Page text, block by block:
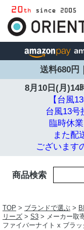
送料680円
8月10日(月)14
【台風
台風13号
臨時休
また配
ございます
商品検索
TOP > ブランドで選ぶ >
リーズ > S3 > メーカー取
ファイバーナイト x ブラ